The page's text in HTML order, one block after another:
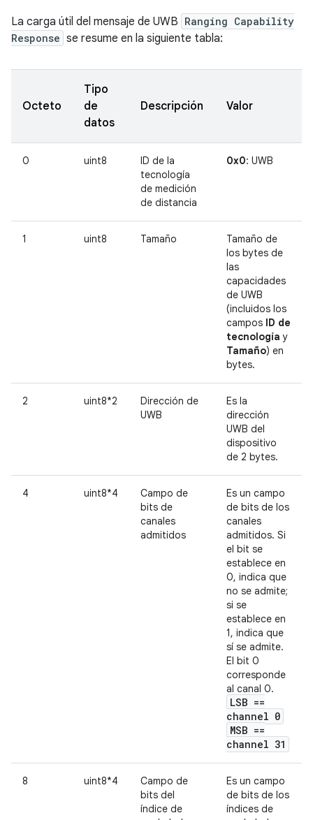
La carga útil del mensaje de UWB Ranging Capability
Response se resume en la siguiente tabla:
Octeto
Tipo
de
datos
Descripción Valor
0 uint8
ID de la
tecnología
de medición
de distancia
0x0: UWB
1 uint8 Tamaño
Tamaño de
los bytes de
las
capacidades
de UWB
(incluidos los
campos ID de
tecnología y
Tamaño) en
bytes.
2 uint8*2
Dirección de
UWB
Es la
dirección
UWB del
dispositivo
de 2 bytes.
4 uint8*4
Campo de
bits de
canales
admitidos
Es un campo
de bits de los
canales
admitidos. Si
el bit se
establece en
0, indica que
no se admite;
si se
establece en
1, indica que
sí se admite.
El bit 0
corresponde
al canal 0.
LSB ==
channel 0
MSB ==
channel 31
8 uint8*4
Campo de
bits del
índice de
Es un campo
de bits de los
índices de